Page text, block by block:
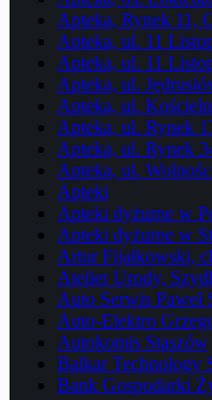
Apteka, Rynek 11,
Apteka, ul. 11
Apteka, ul. 11
Apteka, ul.
Apteka, ul.
Apteka, ul. Rynek
Apteka, ul. Rynek
Apteka, ul.
Apteki
Apteki dyżurne w
Apteki dyżurne w
Artur Fijałkowski,
Atelier Urody,
Auto Serwis Paweł
Auto-Elektro
Autokomis Staszów
Balkar Technology
Bank Gospodarki